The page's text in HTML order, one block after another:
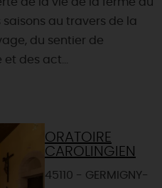
au travers de la
du sentier de
des act...
ORATOIRE
CAROLINGIEN
45110 - GERMIGNY-